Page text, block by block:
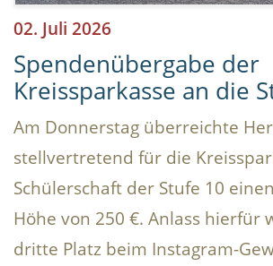
02. Juli 2026
Spendenübergabe der
Kreissparkasse an die
Am Donnerstag überreichte
stellvertretend für die
Schülerschaft der Stufe 10
Höhe von 250 €. Anlass hierfür
dritte Platz beim Instagram-